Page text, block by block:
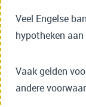
Veel Engelse
hypotheken aan
Vaak gelden
andere